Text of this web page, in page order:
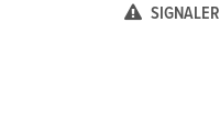
SIGNALER